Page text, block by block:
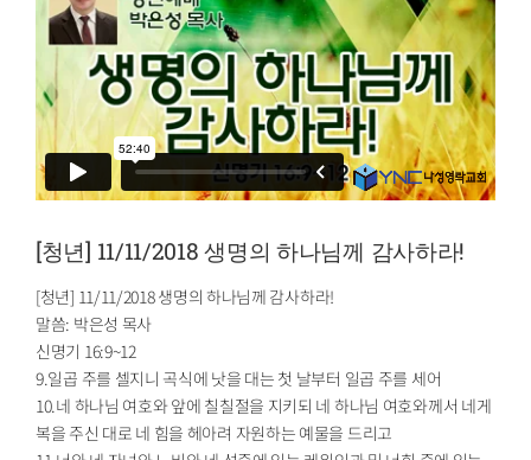
[청년] 11/11/2018 생명의 하나님께 감사하라!
[청년] 11/11/2018 생명의 하나님께 감사하라!
말씀: 박은성 목사
신명기 16:9~12
9.일곱 주를 셀지니 곡식에 낫을 대는 첫 날부터 일곱 주를 세어
10.네 하나님 여호와 앞에 칠칠절을 지키되 네 하나님 여호와께서 네게
복을 주신 대로 네 힘을 헤아려 자원하는 예물을 드리고